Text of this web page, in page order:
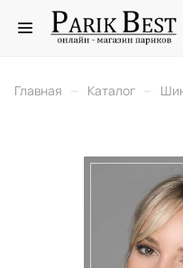
Главная – Каталог –